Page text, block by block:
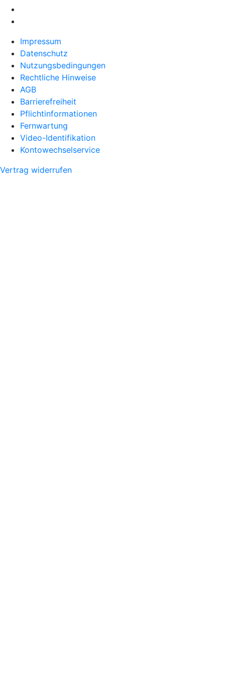
Impressum
Datenschutz
Nutzungsbedingungen
Rechtliche Hinweise
AGB
Barrierefreiheit
Pflichtinformationen
Fernwartung
Video-Identifikation
Kontowechselservice
Vertrag widerrufen